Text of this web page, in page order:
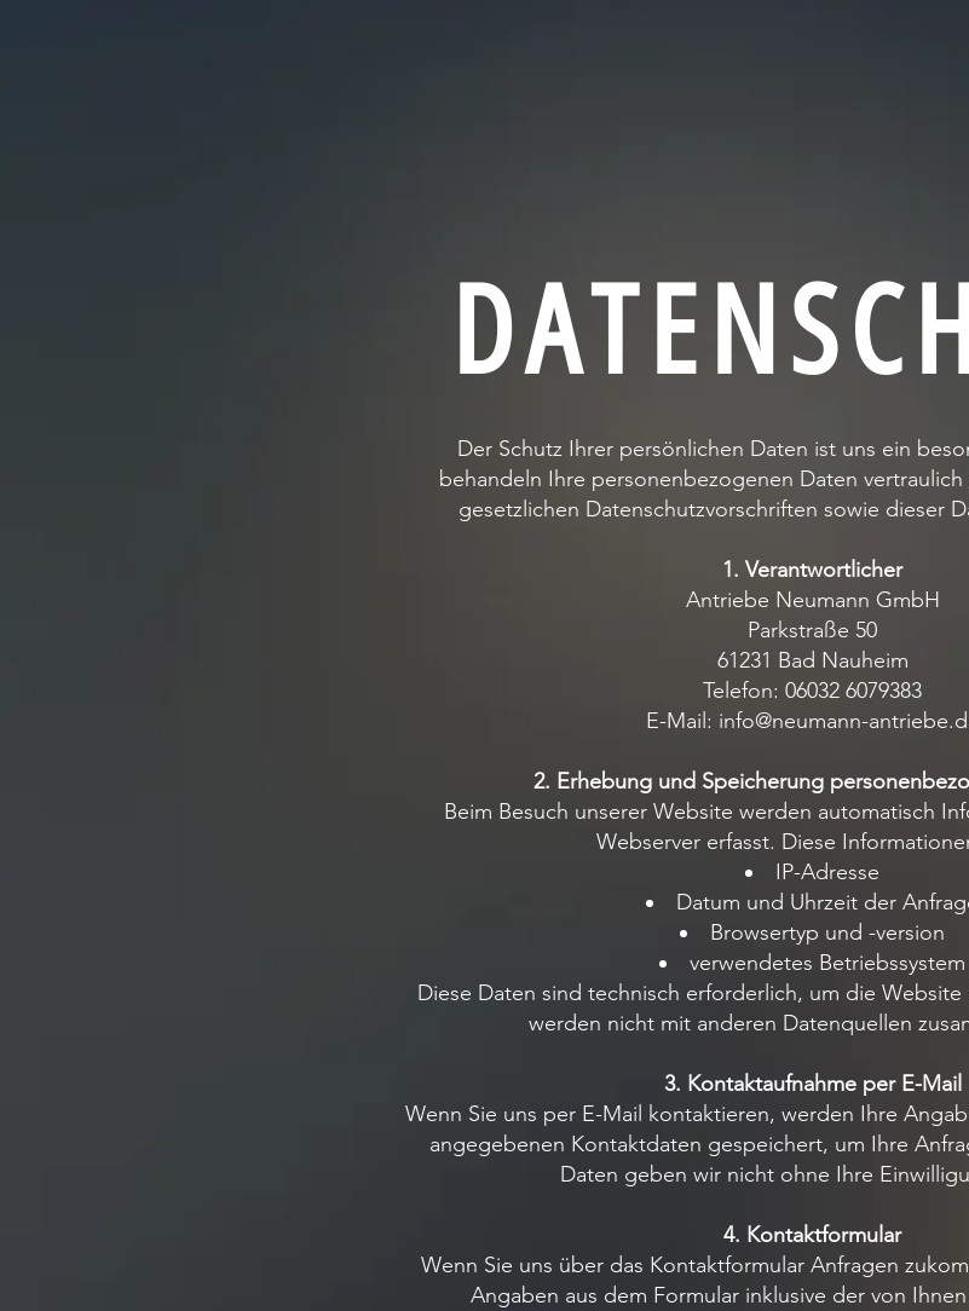
Der Schutz Ihrer persönlichen Daten ist uns ein
behandeln Ihre personenbezogenen Daten
gesetzlichen Datenschutzvorschriften sowie dieser
1. Verantwortlicher
Antriebe Neumann GmbH
Parkstraße 50
61231 Bad Nauheim
Telefon: 06032 6079383
E-Mail: info@neumann-
2. Erhebung und Speicherung
Beim Besuch unserer Website werden automatisch
Webserver erfasst. Diese
IP-Adresse
Datum und Uhrzeit der
Browsertyp und -version
verwendetes Betriebssystem
Diese Daten sind technisch erforderlich, um die
werden nicht mit anderen Datenquellen
3. Kontaktaufnahme per E-Mail
Wenn Sie uns per E-Mail kontaktieren, werden Ihre
angegebenen Kontaktdaten gespeichert, um Ihre
Daten geben wir nicht ohne Ihre
4. Kontaktformular
Wenn Sie uns über das Kontaktformular Anfragen
Angaben aus dem Formular inklusive der von